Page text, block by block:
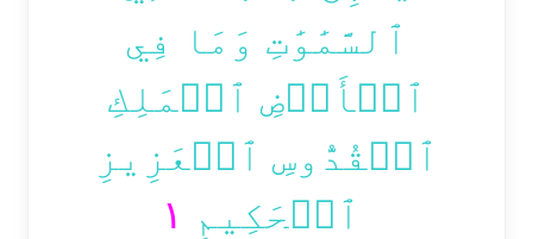
ٱلسَّمَٰوَٰتِ وَمَا فِي
ٱلۡأَرۡضِ ٱلۡمَلِكِ
ٱلۡقُدُّوسِ ٱلۡعَزِيزِ
ٱلۡحَكِيمِ ١